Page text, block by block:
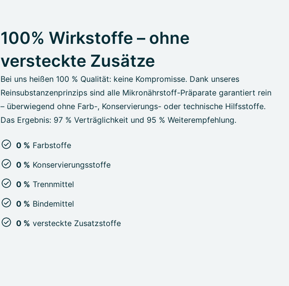
100% Wirkstoffe – ohne
versteckte Zusätze
Bei uns heißen 100 % Qualität: keine Kompromisse. Dank unseres
Reinsubstanzenprinzips sind alle Mikronährstoff-Präparate garantiert rein
– überwiegend ohne Farb-, Konservierungs- oder technische Hilfsstoffe.
Das Ergebnis: 97 % Verträglichkeit und 95 % Weiterempfehlung.
0 % Farbstoffe
0 % Konservierungsstoffe
0 % Trennmittel
0 % Bindemittel
0 % versteckte Zusatzstoffe